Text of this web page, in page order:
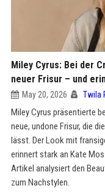
Miley Cyrus: Bei der
neuer Frisur – und
May 20, 2026 Twila
Miley Cyrus präsentierte
neue, undone Frisur, die
lässt. Der Look mit
erinnert stark an Kate
Artikel analysiert den
zum Nachstylen.